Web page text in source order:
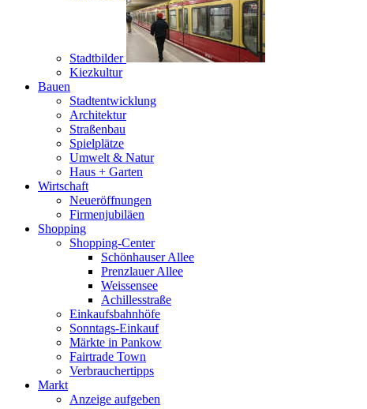
Stadtbilder
Kiezkultur
Bauen
Stadtentwicklung
Architektur
Straßenbau
Spielplätze
Umwelt & Natur
Haus + Garten
Wirtschaft
Neueröffnungen
Firmenjubiläen
Shopping
Shopping-Center
Schönhauser Allee
Prenzlauer Allee
Weissensee
Achillesstraße
Einkaufsbahnhöfe
Sonntags-Einkauf
Märkte in Pankow
Fairtrade Town
Verbrauchertipps
Markt
Anzeige aufgeben